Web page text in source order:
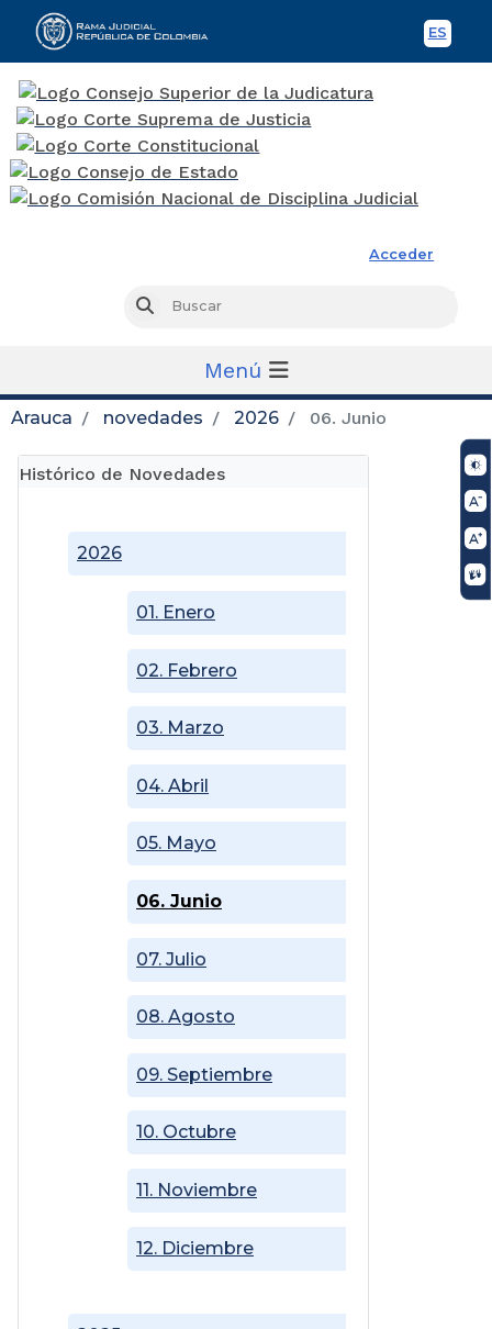
ES
Acceder
Buscar
Menú
Arauca novedades 2026 06. Junio
Histórico de Novedades
2026
01. Enero
02. Febrero
03. Marzo
04. Abril
05. Mayo
06. Junio
07. Julio
08. Agosto
09. Septiembre
10. Octubre
11. Noviembre
12. Diciembre